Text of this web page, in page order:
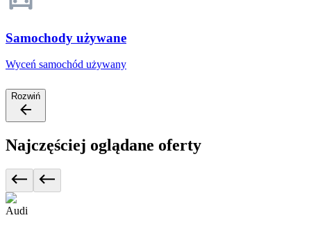
Samochody używane
Wyceń samochód używany
Rozwiń
Najczęściej oglądane oferty
Audi